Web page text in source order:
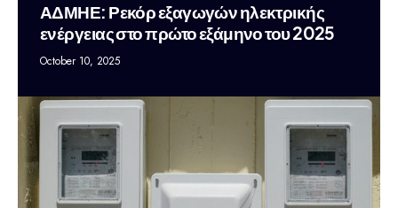
ΑΔΜΗΕ: Ρεκόρ εξαγωγών ηλεκτρικής
ενέργειας στο πρώτο εξάμηνο του 2025
October 10, 2025